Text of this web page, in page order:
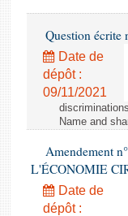
Question écrite
Date de
dépôt :
09/11/2021
Name and
Amendement
L'ÉCONOMIE
Date de
dépôt :